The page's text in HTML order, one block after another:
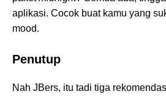
aplikasi. Cocok buat kamu yang
mood.
Penutup
Nah JBers, itu tadi tiga